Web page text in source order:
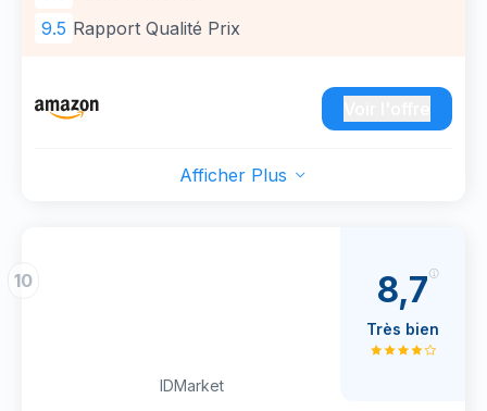
9.5 Rapport Qualité Prix
Afficher Plus
10
IDMarket
8,7
Très bien